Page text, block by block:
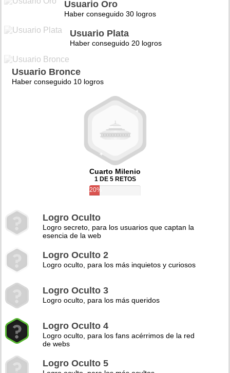
Usuario Oro
Haber conseguido 30 logros
Usuario Plata
Haber conseguido 20 logros
Usuario Bronce
Haber conseguido 10 logros
Cuarto Milenio
1 DE 5 RETOS
20%
Logro Oculto
Logro secreto, para los usuarios que captan la
esencia de la web
Logro Oculto 2
Logro oculto, para los más inquietos y curiosos
Logro Oculto 3
Logro oculto, para los más queridos
Logro Oculto 4
Logro oculto, para los fans acérrimos de la red
de webs
Logro Oculto 5